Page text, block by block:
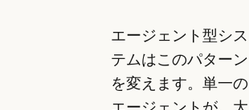
エージェント型シス
テムはこのパターン
を変えます。単一の